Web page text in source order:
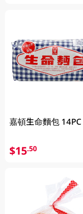
嘉頓生命麵包 14PC
$15.50